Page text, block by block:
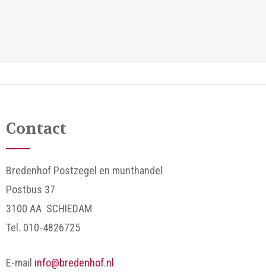
Contact
Bredenhof Postzegel en munthandel
Postbus 37
3100 AA SCHIEDAM
Tel. 010-4826725
E-mail info@bredenhof.nl